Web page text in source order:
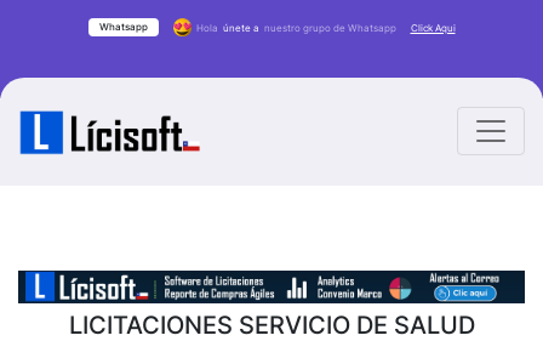
Whatsapp Hola únete a nuestro grupo de Whatsapp Click Aqui
LICITACIONES SERVICIO DE SALUD